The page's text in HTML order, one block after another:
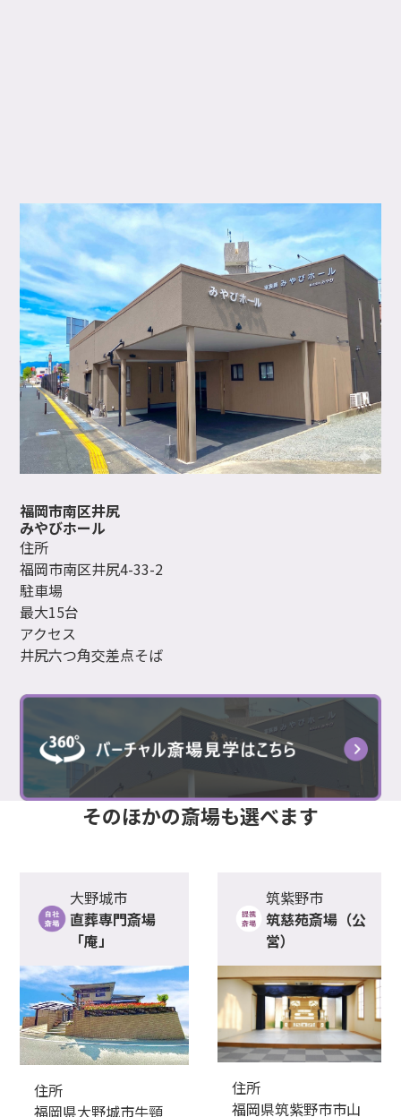
福岡市南区井尻
みやびホール
住所
福岡市南区井尻4-33-2
駐車場
最大15台
アクセス
井尻六つ角交差点そば
そのほかの斎場も選べます
大野城市
直葬専門斎場
「庵」
住所
福岡県大野城市牛頸
筑紫野市
筑慈苑斎場（公
営）
住所
福岡県筑紫野市市山